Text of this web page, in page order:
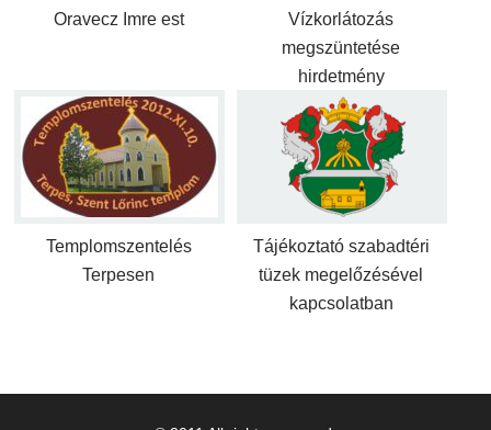
Oravecz Imre est
Vízkorlátozás
megszüntetése
hirdetmény
Templomszentelés
Terpesen
Tájékoztató szabadtéri
tüzek megelőzésével
kapcsolatban